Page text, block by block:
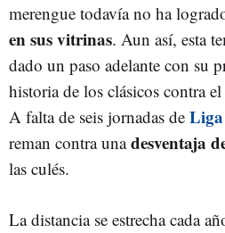
merengue todavía no ha
en sus vitrinas. Aun así, esta
dado un paso adelante con su
historia de los clásicos contra el
A falta de seis jornadas de
reman contra unadesventaja
las culés.
La distancia se estrecha cada